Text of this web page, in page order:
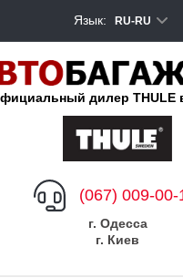
Язык: RU-RU
дилер THULE
(067) 009-00-
г. Одесса
г. Киев